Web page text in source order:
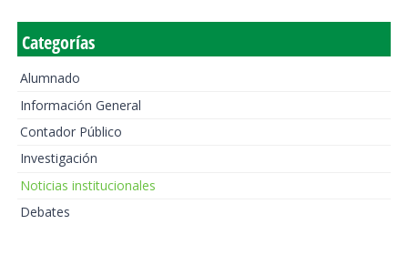
Categorías
Alumnado
Información General
Contador Público
Investigación
Noticias institucionales
Debates